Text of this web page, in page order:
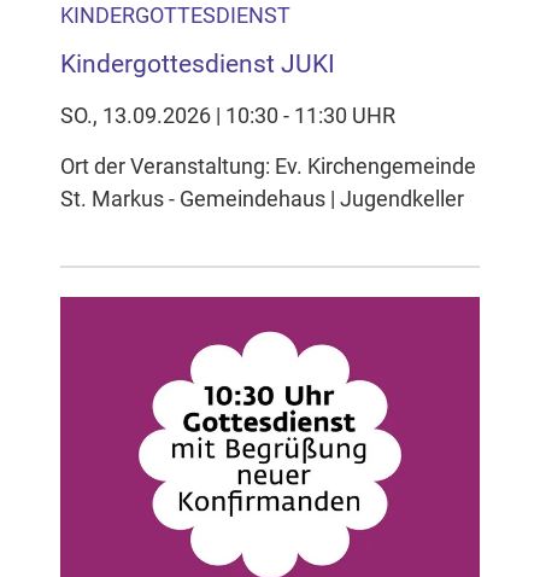
KINDERGOTTESDIENST
Kindergottesdienst JUKI
SO., 13.09.2026 | 10:30 - 11:30 UHR
Ort der Veranstaltung: Ev. Kirchengemeinde
St. Markus - Gemeindehaus | Jugendkeller